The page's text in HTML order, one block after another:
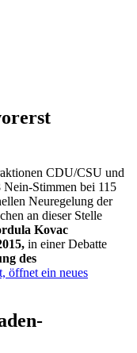
CDU/CSU und
Stimmen bei 115
Neuregelung der
an dieser Stelle
Kovac
in einer Debatte
des
öffnet ein neues